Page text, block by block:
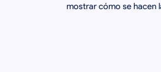
mostrar cómo se hacen